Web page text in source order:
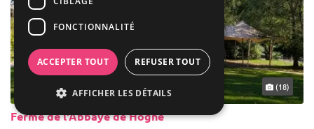
(18)
Ferme de l'Abbaye de Hogne
FONCTIONNALITÉ
ACCEPTER TOUT REFUSER TOUT
AFFICHER LES DÉTAILS